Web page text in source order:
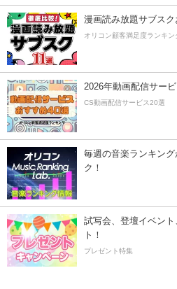
漫画読み放題サブスク
オリコン顧客満足度ランキン
2026年動画配信サー
CS動画配信サービス20選
毎週の音楽ランキン
ク！
試写会、登壇イベン
ト！
プレゼント特集